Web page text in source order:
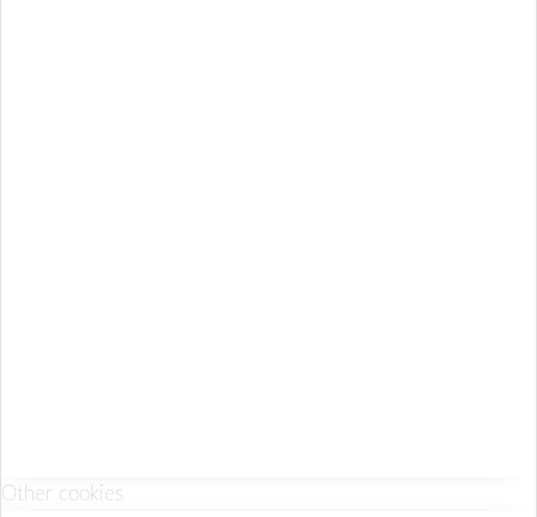
Other cookies